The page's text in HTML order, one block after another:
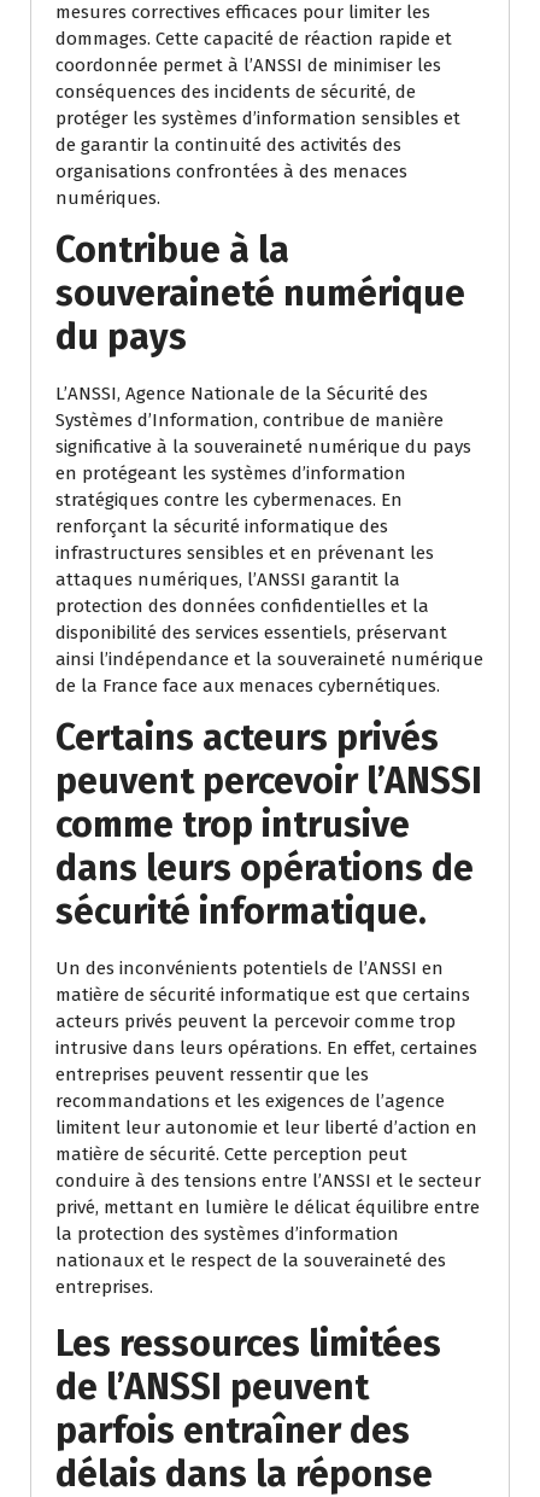
mesures correctives efficaces pour limiter les
dommages. Cette capacité de réaction rapide et
coordonnée permet à l’ANSSI de minimiser les
conséquences des incidents de sécurité, de
protéger les systèmes d’information sensibles et
de garantir la continuité des activités des
organisations confrontées à des menaces
numériques.
Contribue à la
souveraineté numérique
du pays
L’ANSSI, Agence Nationale de la Sécurité des
Systèmes d’Information, contribue de manière
significative à la souveraineté numérique du pays
en protégeant les systèmes d’information
stratégiques contre les cybermenaces. En
renforçant la sécurité informatique des
infrastructures sensibles et en prévenant les
attaques numériques, l’ANSSI garantit la
protection des données confidentielles et la
disponibilité des services essentiels, préservant
ainsi l’indépendance et la souveraineté numérique
de la France face aux menaces cybernétiques.
Certains acteurs privés
peuvent percevoir l’ANSSI
comme trop intrusive
dans leurs opérations de
sécurité informatique.
Un des inconvénients potentiels de l’ANSSI en
matière de sécurité informatique est que certains
acteurs privés peuvent la percevoir comme trop
intrusive dans leurs opérations. En effet, certaines
entreprises peuvent ressentir que les
recommandations et les exigences de l’agence
limitent leur autonomie et leur liberté d’action en
matière de sécurité. Cette perception peut
conduire à des tensions entre l’ANSSI et le secteur
privé, mettant en lumière le délicat équilibre entre
la protection des systèmes d’information
nationaux et le respect de la souveraineté des
entreprises.
Les ressources limitées
de l’ANSSI peuvent
parfois entraîner des
délais dans la réponse